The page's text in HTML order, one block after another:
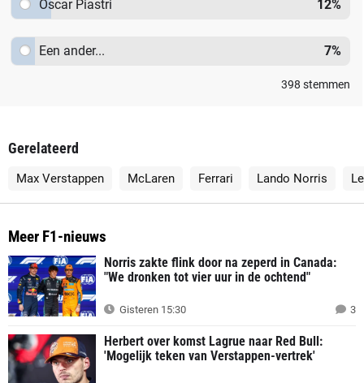
Oscar Piastri 12%
Een ander... 7%
398 stemmen
Gerelateerd
Max Verstappen McLaren Ferrari Lando Norris
Meer F1-nieuws
Norris zakte flink door na zeperd in Canada:
"We dronken tot vier uur in de ochtend"
Gisteren 15:30 3
Herbert over komst Lagrue naar Red Bull:
'Mogelijk teken van Verstappen-vertrek'